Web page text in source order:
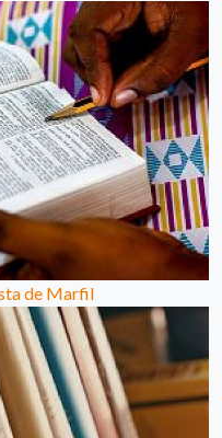
de Marfil